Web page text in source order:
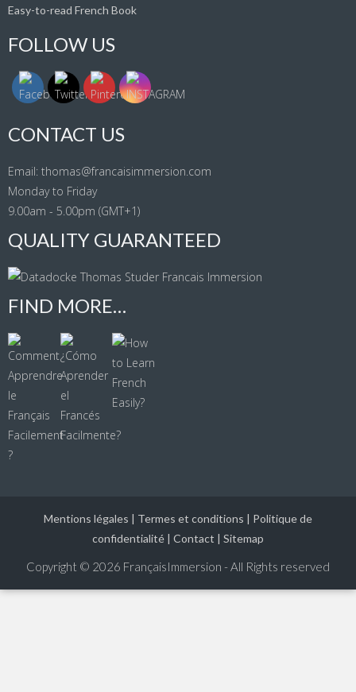
Easy-to-read French Book
FOLLOW US
CONTACT US
Email: thomas@francaisimmersion.com
Monday to Friday
9.00am - 5.00pm (GMT+1)
QUALITY GUARANTEED
FIND MORE…
Mentions légales | Termes et conditions | Politique de
confidentialité | Contact | Sitemap
Copyright © 2026 FrançaisImmersion - All Rights reserved